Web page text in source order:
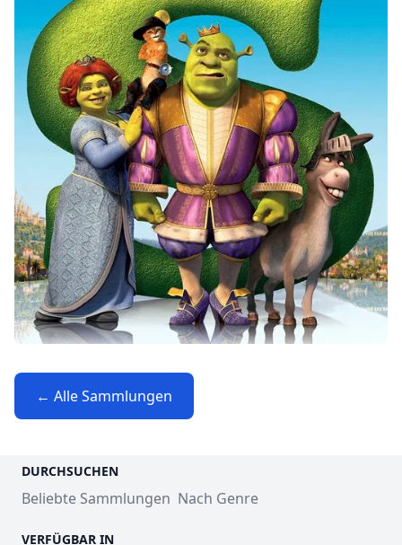
← Alle Sammlungen
DURCHSUCHEN
Beliebte Sammlungen Nach Genre
VERFÜGBAR IN